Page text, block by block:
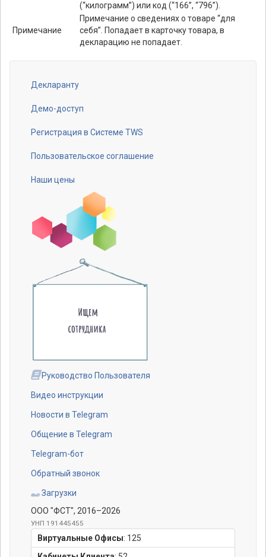
(“килограмм”) или код (“166”, “796”).
Примечание
Примечание о сведениях о товаре “для
себя”. Попадает в карточку товара, в
декларацию не попадает.
Footer
menu
Декларанту
Демо-доступ
Регистрация в Системе TWS
Пользовательское соглашение
Наши цены
Руководство Пользователя
Видео инструкции
Новости в Telegram
Общение в Telegram
Telegram-бот
Обратный звонок
Загрузки
ООО "ФСТ", 2016–2026
УНП 191445455
Виртуальные Офисы: 125